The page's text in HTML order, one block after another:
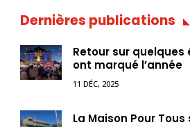
Dernières publications
Retour sur
ont marqué l’année
11 DÉC, 2025
La Maison Pour